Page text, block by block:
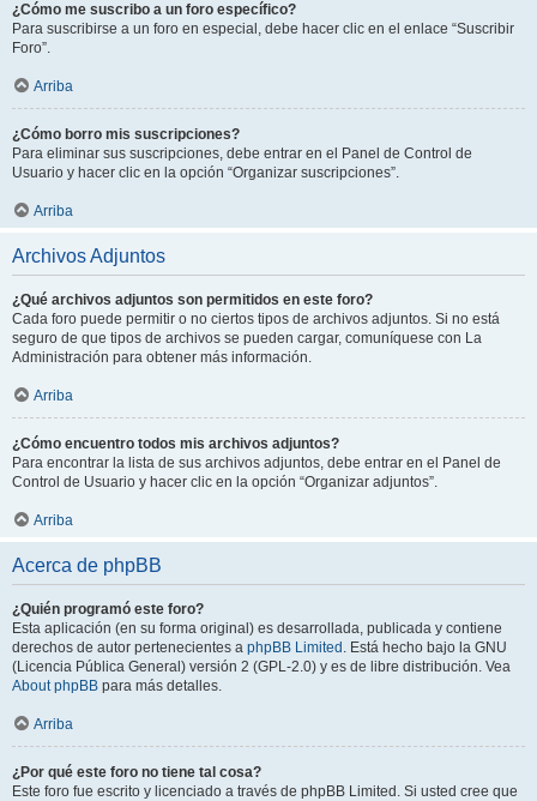
¿Cómo me suscribo a un foro específico?
Para suscribirse a un foro en especial, debe hacer clic en el enlace “Suscribir
Foro”.
Arriba
¿Cómo borro mis suscripciones?
Para eliminar sus suscripciones, debe entrar en el Panel de Control de
Usuario y hacer clic en la opción “Organizar suscripciones”.
Arriba
Archivos Adjuntos
¿Qué archivos adjuntos son permitidos en este foro?
Cada foro puede permitir o no ciertos tipos de archivos adjuntos. Si no está
seguro de que tipos de archivos se pueden cargar, comuníquese con La
Administración para obtener más información.
Arriba
¿Cómo encuentro todos mis archivos adjuntos?
Para encontrar la lista de sus archivos adjuntos, debe entrar en el Panel de
Control de Usuario y hacer clic en la opción “Organizar adjuntos”.
Arriba
Acerca de phpBB
¿Quién programó este foro?
Esta aplicación (en su forma original) es desarrollada, publicada y contiene
derechos de autor pertenecientes a phpBB Limited . Está hecho bajo la GNU
(Licencia Pública General) versión 2 (GPL-2.0) y es de libre distribución. Vea
About phpBB para más detalles.
Arriba
¿Por qué este foro no tiene tal cosa?
Este foro fue escrito y licenciado a través de phpBB Limited. Si usted cree que